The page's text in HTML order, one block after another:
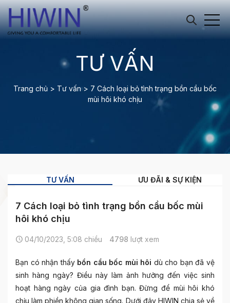
TƯ VẤN
Trang chủ > Tư vấn > 7 Cách loại bỏ tình trạng bồn cầu bốc
mùi hôi khó chịu
TƯ VẤN ƯU ĐÃI & SỰ KIỆN
7 Cách loại bỏ tình trạng bồn cầu bốc mùi
hôi khó chịu
04/10/2023, 5:08 chiều 4798 lượt xem
Bạn có nhận thấy bồn cầu bốc mùi hôi dù cho bạn đã vệ
sinh hàng ngày? Điều này làm ảnh hưởng đến việc sinh
hoạt hàng ngày của gia đình bạn. Đừng để mùi hôi khó
chịu làm phiền không gian sống. Dưới đây HIWIN chia sẻ về